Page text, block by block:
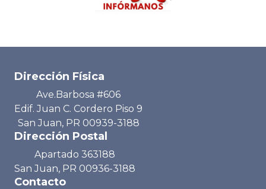
Dirección Física
Ave.Barbosa #606
Edif. Juan C. Cordero Piso 9
San Juan, PR 00939-3188
Dirección Postal
Apartado 363188
San Juan, PR 00936-3188
Contacto